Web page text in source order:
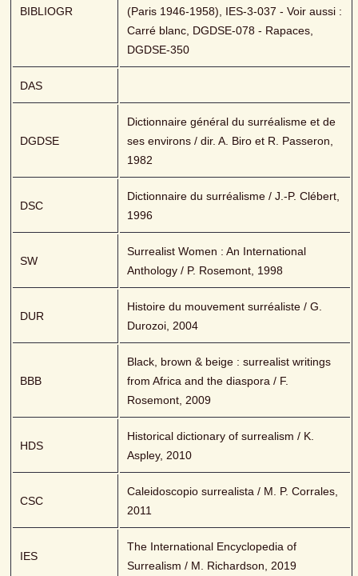
BIBLIOGR
(Paris 1946-1958), IES-3-037 - Voir aussi :
Carré blanc, DGDSE-078 - Rapaces,
DGDSE-350
DAS
DGDSE
Dictionnaire général du surréalisme et de
ses environs / dir. A. Biro et R. Passeron,
1982
DSC
Dictionnaire du surréalisme / J.-P. Clébert,
1996
SW
Surrealist Women : An International
Anthology / P. Rosemont, 1998
DUR
Histoire du mouvement surréaliste / G.
Durozoi, 2004
BBB
Black, brown & beige : surrealist writings
from Africa and the diaspora / F.
Rosemont, 2009
HDS
Historical dictionary of surrealism / K.
Aspley, 2010
CSC
Caleidoscopio surrealista / M. P. Corrales,
2011
IES
The International Encyclopedia of
Surrealism / M. Richardson, 2019